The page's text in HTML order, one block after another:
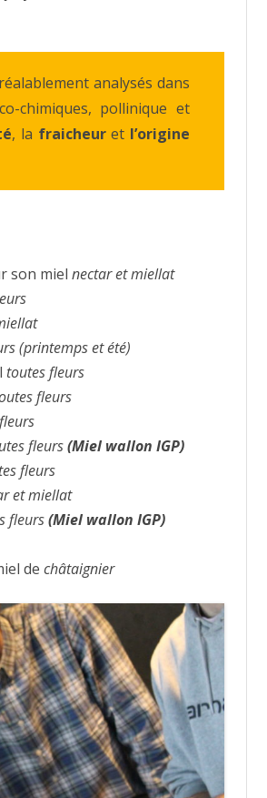
analysés dans
chimiques, pollinique et
, la fraicheuret l’origine
son miel nectar et miellat
(printemps et été)
toutes fleurs
fleurs
fleurs(Miel wallon IGP)
fleurs
et miellat
fleurs(Miel wallon IGP)
de châtaignier